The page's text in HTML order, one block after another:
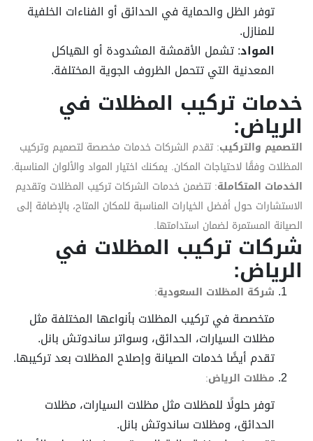
توفر الظل والحماية في الحدائق أو الفناءات الخلفية
للمنازل.
المواد: تشمل الأقمشة المشدودة أو الهياكل
المعدنية التي تتحمل الظروف الجوية المختلفة.
خدمات تركيب المظلات في
الرياض:
التصميم والتركيب: تقدم الشركات خدمات مخصصة لتصميم وتركيب
المظلات وفقًا لاحتياجات المكان. يمكنك اختيار المواد والألوان المناسبة.
الخدمات المتكاملة: تتضمن خدمات الشركات تركيب المظلات وتقديم
الاستشارات حول أفضل الخيارات المناسبة للمكان المتاح، بالإضافة إلى
الصيانة المستمرة لضمان استدامتها.
شركات تركيب المظلات في
الرياض:
شركة المظلات السعودية:
متخصصة في تركيب المظلات بأنواعها المختلفة مثل
مظلات السيارات، الحدائق، وسواتر ساندوتش بانل.
تقدم أيضًا خدمات الصيانة وإصلاح المظلات بعد تركيبها.
مظلات الرياض:
توفر حلولًا للمظلات مثل مظلات السيارات، مظلات
الحدائق، ومظلات ساندوتش بانل.